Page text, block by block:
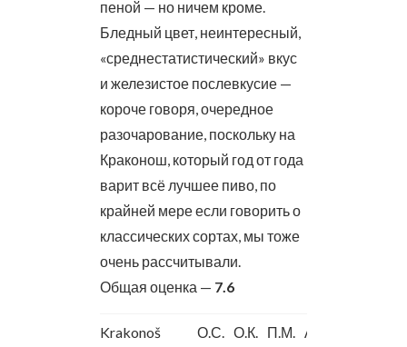
пеной — но ничем кроме.
Бледный цвет, неинтересный,
«среднестатистический» вкус
и железистое послевкусие —
короче говоря, очередное
разочарование, поскольку на
Краконош, который год от года
варит всё лучшее пиво, по
крайней мере если говорить о
классических сортах, мы тоже
очень рассчитывали.
Общая оценка — 7.6
Krakonoš
О.С. О.К. П.М. А.Ш.